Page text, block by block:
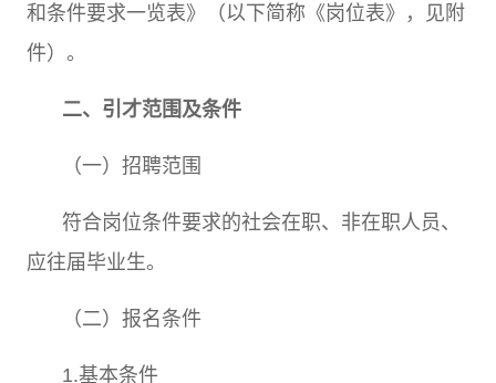
和条件要求一览表》（以下简称《岗位表》，见附
件）。
二、引才范围及条件
（一）招聘范围
符合岗位条件要求的社会在职、非在职人员、
应往届毕业生。
（二）报名条件
1.基本条件